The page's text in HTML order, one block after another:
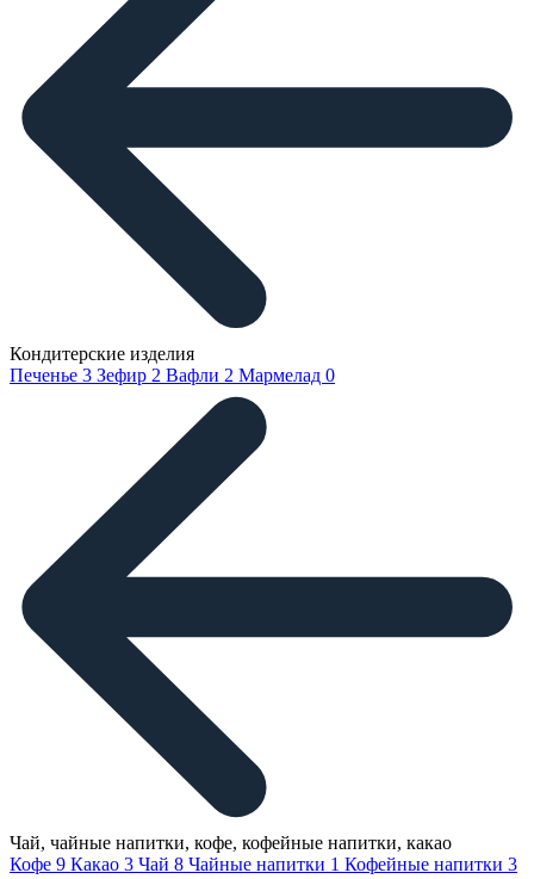
Кондитерские изделия
Печенье 3 Зефир 2 Вафли 2 Мармелад 0
Чай, чайные напитки, кофе, кофейные напитки, какао
Кофе 9 Какао 3 Чай 8 Чайные напитки 1 Кофейные напитки 3